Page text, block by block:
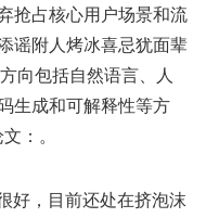
抢占核心用户场景和流
谣附人烤冰喜忌犹面辈
向包括自然语言、人
生成和可解释性等方
：。
好，目前还处在挤泡沫